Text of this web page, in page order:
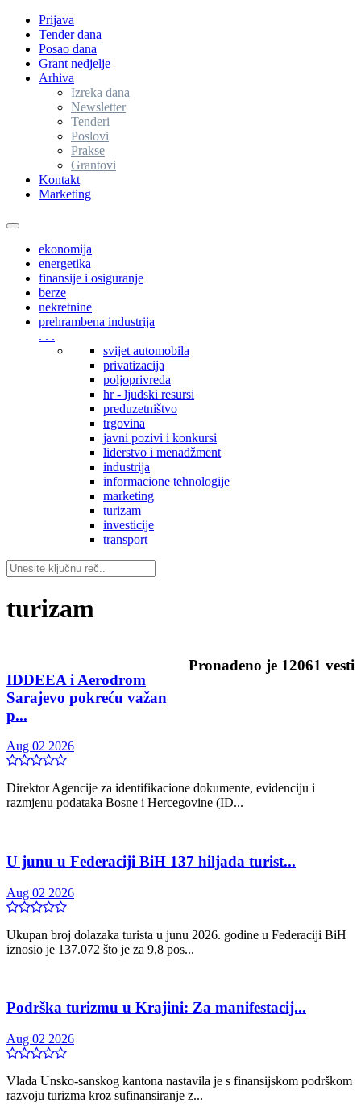
Prijava
Tender dana
Posao dana
Grant nedjelje
Arhiva
Izreka dana
Newsletter
Tenderi
Poslovi
Prakse
Grantovi
Kontakt
Marketing
Toggle
navigationekonomija
energetika
finansije i osiguranje
berze
nekretnine
prehrambena industrija
. . .
svijet automobila
privatizacija
poljoprivreda
hr - ljudski resursi
preduzetništvo
trgovina
javni pozivi i konkursi
liderstvo i menadžment
industrija
informacione tehnologije
marketing
turizam
investicije
transport
turizam
Pronađeno je 12061 vesti
IDDEEA i Aerodrom
Sarajevo pokreću važan
p...
Aug 02 2026
Direktor Agencije za identifikacione dokumente, evidenciju i
razmjenu podataka Bosne i Hercegovine (ID...
U junu u Federaciji BiH 137 hiljada turist...
Aug 02 2026
Ukupan broj dolazaka turista u junu 2026. godine u Federaciji BiH
iznosio je 137.072 što je za 9,8 pos...
Podrška turizmu u Krajini: Za manifestacij...
Aug 02 2026
Vlada Unsko-sanskog kantona nastavila je s finansijskom podrškom
razvoju turizma kroz sufinansiranje z...